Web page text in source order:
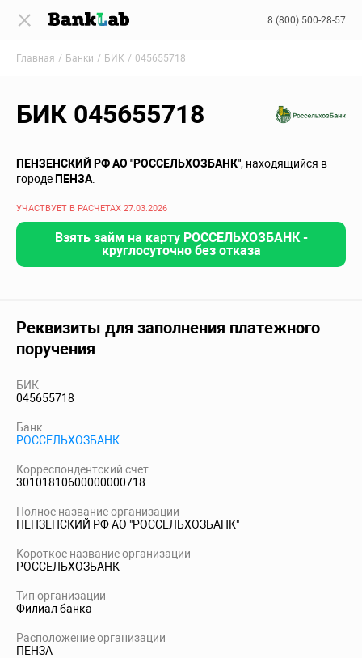
8 (800) 500-28-57
Главная Банки БИК 045655718
БИК 045655718
ПЕНЗЕНСКИЙ РФ АО "РОССЕЛЬХОЗБАНК", находящийся в
городе ПЕНЗА
УЧАСТВУЕТ В РАСЧЕТАХ 27.03.2026
Взять займ на карту РОССЕЛЬХОЗБАНК -
круглосуточно без отказа
Реквизиты для заполнения платежного
поручения
БИК
045655718
Банк
РОССЕЛЬХОЗБАНК
Корреспондентский счет
30101810600000000718
Полное название организации
ПЕНЗЕНСКИЙ РФ АО "РОССЕЛЬХОЗБАНК"
Короткое название организации
РОССЕЛЬХОЗБАНК
Тип организации
Филиал банка
Расположение организации
ПЕНЗА